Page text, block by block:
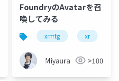
microsoftfoundry unity
FoundryのAvatarを召
喚してみる
xrmtg xr
Miyaura >100